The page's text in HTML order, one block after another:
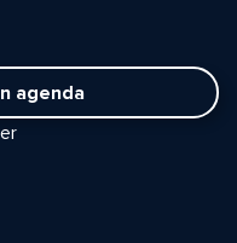
agenda